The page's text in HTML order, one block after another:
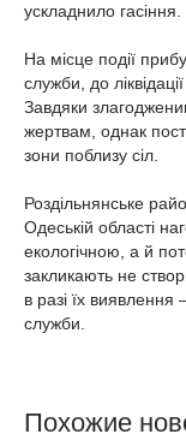
ускладнило гасіння.
На місце події
служби, до
Завдяки
жертвам, однак
зони поблизу сіл.
Роздільнянське
Одеській області
екологічною, а й
закликають не
в разі їх виявлення
служби.
Похожие